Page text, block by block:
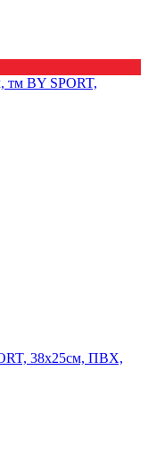
тм BY SPORT,
38x25см, ПВХ,